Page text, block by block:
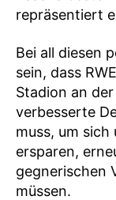
repräsentiert
Bei all diesen
sein, dass
Stadion an
verbesserte
muss, um sich
ersparen,
gegnerischen
müssen.